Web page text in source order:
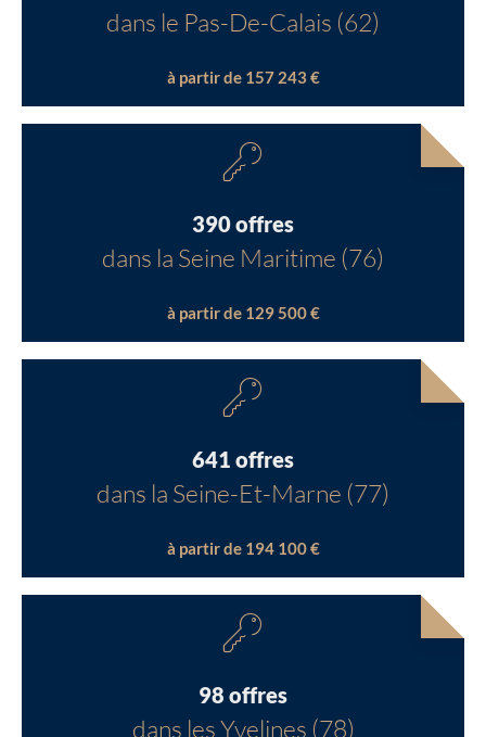
dans le Pas-De-Calais (62)
à partir de 157 243 €
390 offres
dans la Seine Maritime (76)
à partir de 129 500 €
641 offres
dans la Seine-Et-Marne (77)
à partir de 194 100 €
98 offres
dans les Yvelines (78)